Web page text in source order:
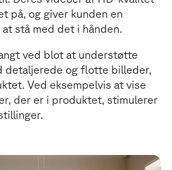
på, og giver kunden en
stå med det i hånden.
ved blot at understøtte
detaljerede og flotte billeder,
Ved eksempelvis at vise
der er i produktet, stimulerer